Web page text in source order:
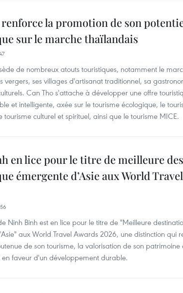
renforce la promotion de son
sur le marche thaïlandais
de nombreux atouts touristiques, notamment le
vergers, ses villages d'artisanat traditionnel, sa
Can Tho s'attache à développer une offre
et intelligente, axée sur le tourisme écologique, le
tourisme culturel et spirituel, ainsi que le tourisme MICE.
en lice pour le titre de meilleure
émergente d’Asie aux World
Ninh Binh est en lice pour le titre de "Meilleure
aux World Travel Awards 2026, une distinction qui
de son tourisme, la valorisation de son patrimoine
faveur d'un développement durable.